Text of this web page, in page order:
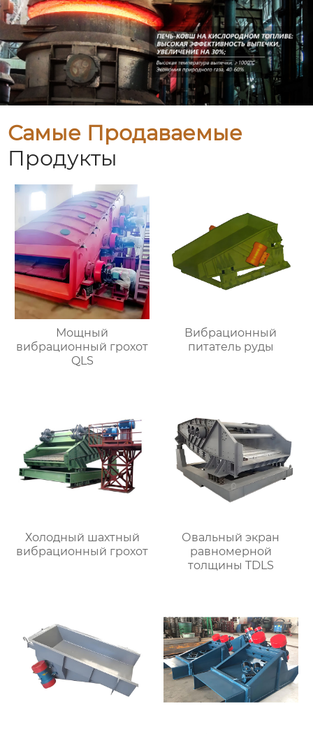
Самые Продаваемые
Продукты
Мощный
вибрационный грохот
QLS
Вибрационный
питатель руды
Холодный шахтный
вибрационный грохот
Овальный экран
равномерной
толщины TDLS